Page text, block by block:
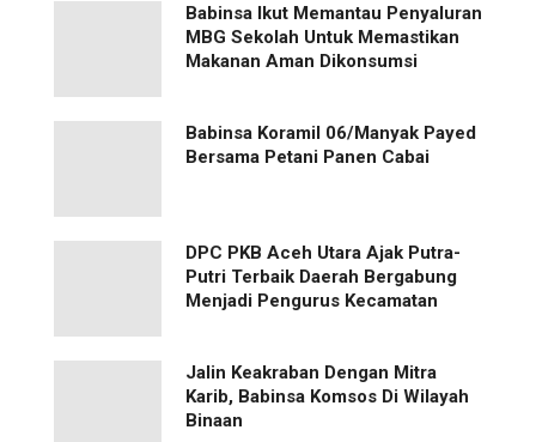
Babinsa Ikut Memantau Penyaluran
MBG Sekolah Untuk Memastikan
Makanan Aman Dikonsumsi
Babinsa Koramil 06/Manyak Payed
Bersama Petani Panen Cabai
‎DPC PKB Aceh Utara Ajak Putra-
Putri Terbaik Daerah Bergabung
Menjadi Pengurus Kecamatan
Jalin Keakraban Dengan Mitra
Karib, Babinsa Komsos Di Wilayah
Binaan